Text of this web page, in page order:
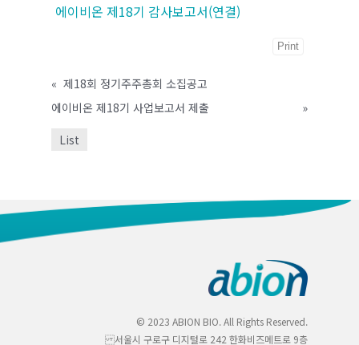
에이비온 제18기 감사보고서(연결)
Print
« 제18회 정기주주총회 소집공고
에이비온 제18기 사업보고서 제출
»
List
© 2023 ABION BIO. All Rights Reserved.
서울시 구로구 디지털로 242 한화비즈메트로 9층